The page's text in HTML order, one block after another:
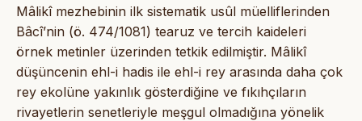
Mâlikî mezhebinin ilk sistematik usûl müelliflerinden
Bâcî’nin (ö. 474/1081) tearuz ve tercih kaideleri
örnek metinler üzerinden tetkik edilmiştir. Mâlikî
düşüncenin ehl-i hadis ile ehl-i rey arasında daha çok
rey ekolüne yakınlık gösterdiğine ve fıkıhçıların
rivayetlerin senetleriyle meşgul olmadığına yönelik